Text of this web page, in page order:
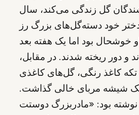
گل زندگی می‌کند، سال
خود دسته‌گل‌های بزرگ رز
خوشحال بود اما یک هفته بعد
و دور ریخته شدند. در مقابل،
تکه کاغذ رنگی، گل‌های کاغذی
شیشه مربای خالی گذاشت.
بود: «مادر‌بزرگ دوستت